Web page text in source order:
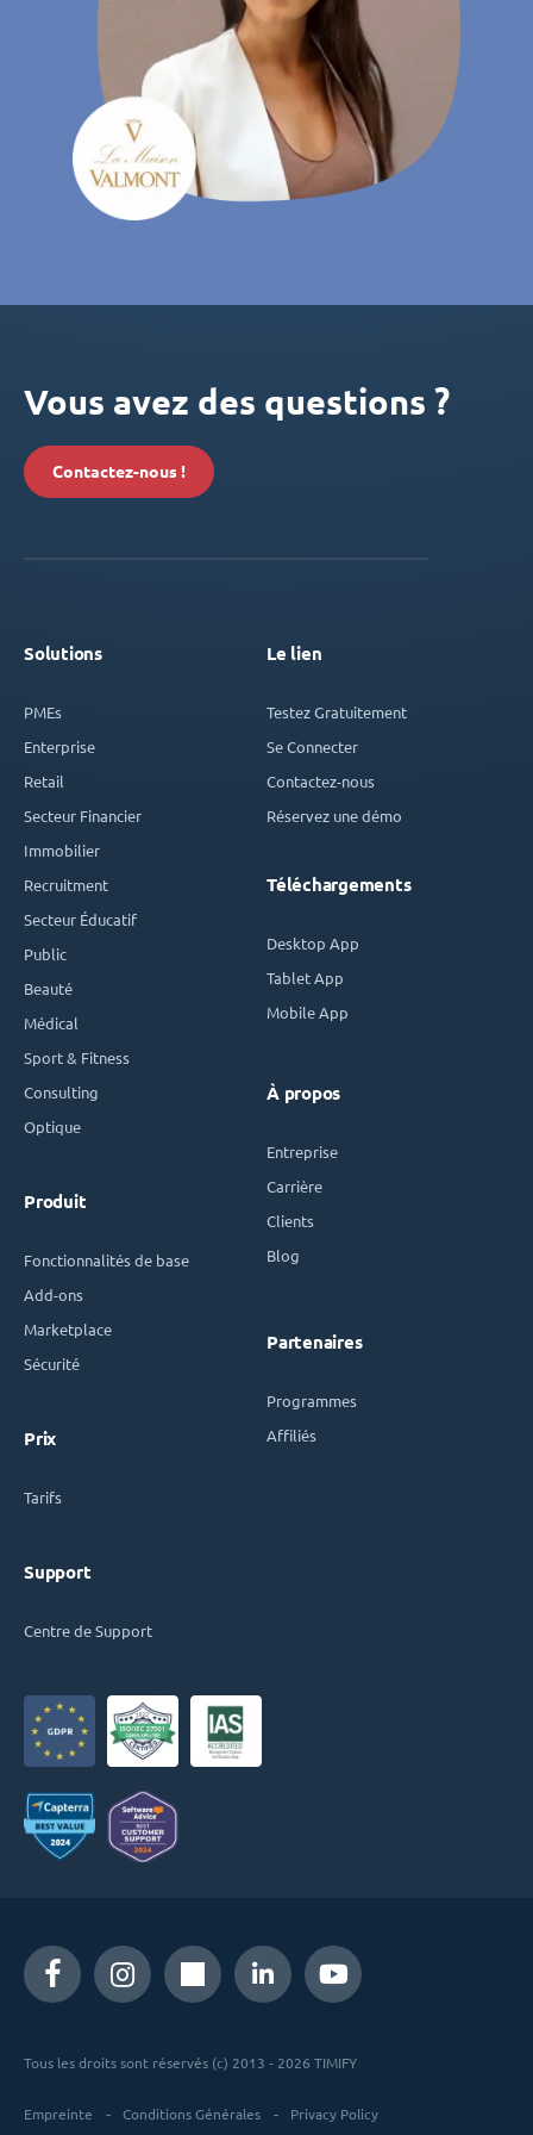
Vous avez des questions ?
Contactez-nous !
Solutions
PMEs
Enterprise
Retail
Secteur Financier
Immobilier
Recruitment
Secteur Éducatif
Public
Beauté
Médical
Sport & Fitness
Consulting
Optique
Produit
Fonctionnalités de base
Add-ons
Marketplace
Sécurité
Prix
Tarifs
Support
Centre de Support
Le lien
Testez Gratuitement
Se Connecter
Contactez-nous
Réservez une démo
Téléchargements
Desktop App
Tablet App
Mobile App
À propos
Entreprise
Carrière
Clients
Blog
Partenaires
Programmes
Affiliés
Tous les droits sont réservés (c) 2013 - 2026 TIMIFY
Empreinte Conditions Générales Privacy Policy